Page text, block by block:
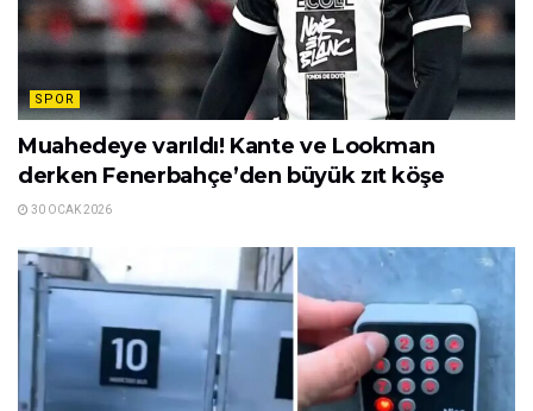
SPOR
Muahedeye varıldı! Kante ve Lookman
derken Fenerbahçe’den büyük zıt köşe
30 OCAK 2026